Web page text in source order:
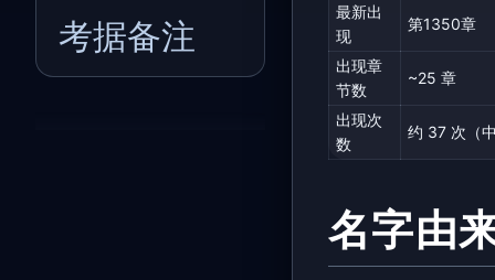
考据备注
最新出
现
第1350章
出现章
节数
~25 章
出现次
数
约 37 次（
名字由